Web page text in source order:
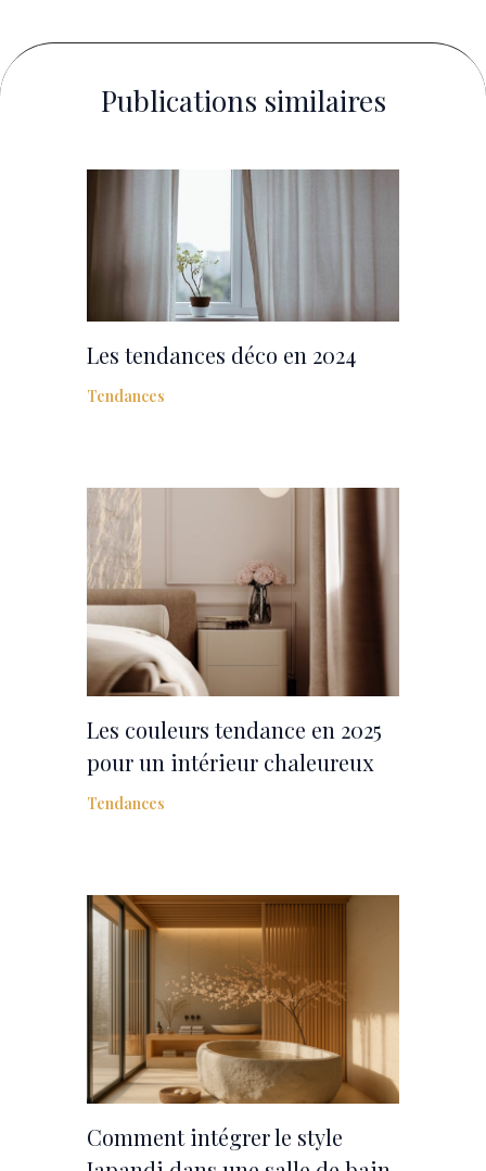
Publications similaires
Les tendances déco en 2024
Tendances
Les couleurs tendance en 2025
pour un intérieur chaleureux
Tendances
Comment intégrer le style